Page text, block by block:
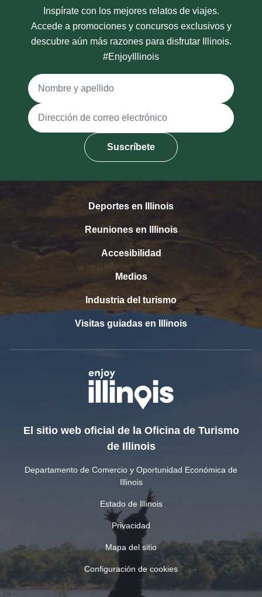
Inspírate con los mejores relatos de viajes.
Accede a promociones y concursos exclusivos y
descubre aún más razones para disfrutar Illinois.
#EnjoyIllinois
Nombre y apellido
Dirección de correo electrónico
Suscríbete
Deportes en Illinois
Reuniones en Illinois
Accesibilidad
Medios
Industria del turismo
Visitas guiadas en Illinois
El sitio web oficial de la Oficina de Turismo
de Illinois
Departamento de Comercio y Oportunidad Económica de
Illinois
Estado de Illinois
Privacidad
Mapa del sitio
Configuración de cookies